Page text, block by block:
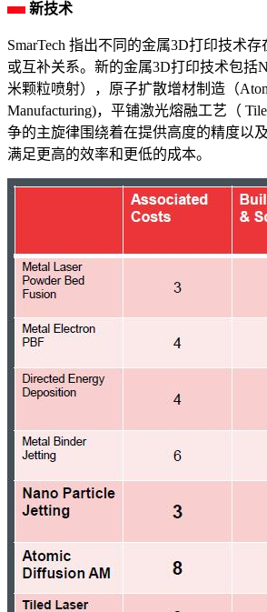
新技术
SmarTech 指出不同的金属3D打印技术
或互补关系。新的金属3D打印技术包括
米颗粒喷射），原子扩散增材制造（
Manufacturing)，平铺激光熔融工艺（
争的主旋律围绕着在提供高度的精度以
满足更高的效率和更低的成本。